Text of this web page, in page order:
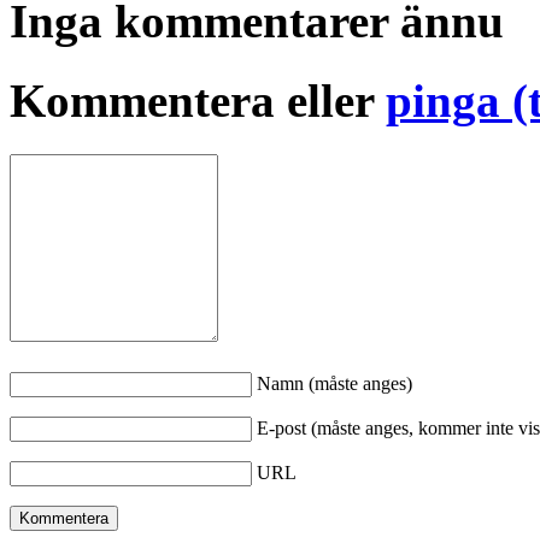
Inga kommentarer ännu
Kommentera eller pinga
Namn (måste anges)
E-post (måste anges, kommer inte
URL